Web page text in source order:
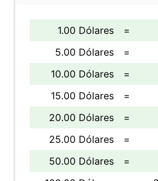
1.00 Dólares =
5.00 Dólares
=
10.00 Dólares
=
15.00 Dólares
=
20.00 Dólares
=
25.00 Dólares
=
50.00 Dólares
=